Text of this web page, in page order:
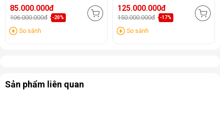
85.000.000đ
106.000.000đ -20%
So sánh
125.000.000đ
150.000.000đ -17%
So sánh
Sản phẩm liên quan